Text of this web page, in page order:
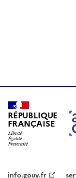
RÉPUBLIQUE
FRANÇAISE
info.gouv.fr